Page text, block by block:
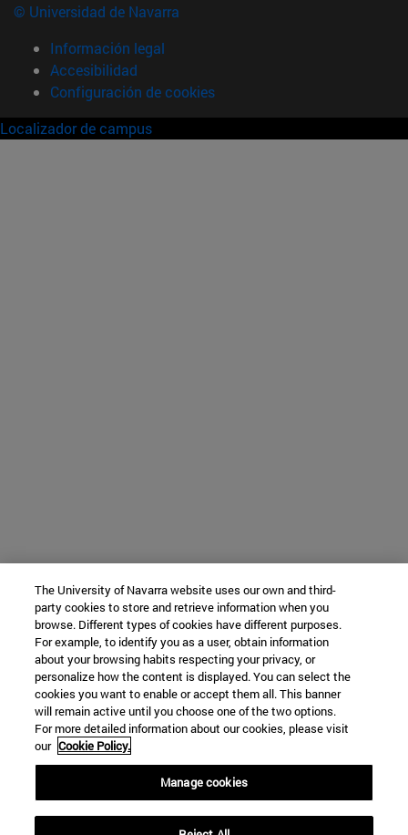
© Universidad de Navarra
Información legal
Accesibilidad
Configuración de cookies
Localizador de campus
The University of Navarra website uses our own and third-
party cookies to store and retrieve information when you
browse. Different types of cookies have different purposes.
For example, to identify you as a user, obtain information
about your browsing habits respecting your privacy, or
personalize how the content is displayed. You can select the
cookies you want to enable or accept them all. This banner
will remain active until you choose one of the two options.
For more detailed information about our cookies, please visit
our Cookie Policy.
Manage cookies